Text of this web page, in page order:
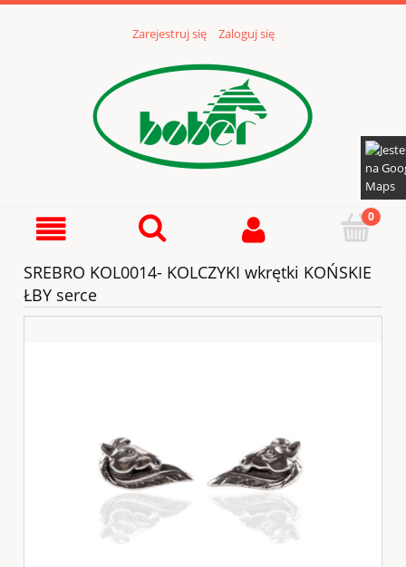
Zarejestruj się Zaloguj się
SREBRO KOL0014- KOLCZYKI wkrętki KOŃSKIE
ŁBY serce